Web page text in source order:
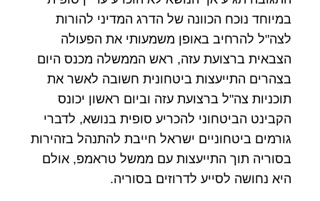
במיוחד נוכח הכוונה של הדרג המדיני להורות
לצה"ל להרחיב באופן משמעותי את הפעולה
הצבאית ברצועת עזה, ראש הממשלה מכנס היום
בצהרים התייעצות ביטחונית חשובה לאשר את
תוכניות צה"ל ברצועת עזה וביום ראשון יכונס
הקבינט הביטחוני להכריע סופית בנושא, לדברי
גורמים ביטחוניים ישראל חייבת להתנהל בזהירות
בסוריה תוך התייעצות עם ממשל טראמפ, אולם
היא נחושה לסייע לדרוזים בסוריה.